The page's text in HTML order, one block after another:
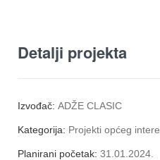
Detalji projekta
Izvođač: ADŽE CLASIC
Kategorija: Projekti općeg
Planirani početak: 31.01.2024.